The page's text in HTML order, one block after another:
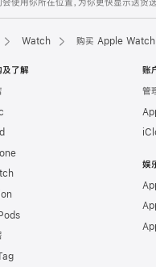
会使用你所在位置，为你更快显示送货
Watch 购买 Apple Watch
及了解 账
管
娱